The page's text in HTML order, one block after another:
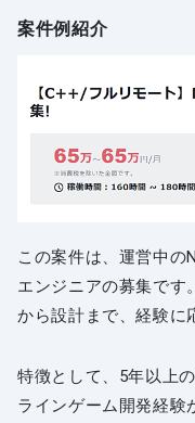
案件例紹介
この案件は、運営中の
エンジニアの募集です
から設計まで、経験に
特徴として、5年以上
ラインゲーム開発経験